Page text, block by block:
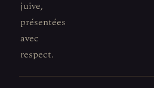
juive,
présentées
avec
respect.